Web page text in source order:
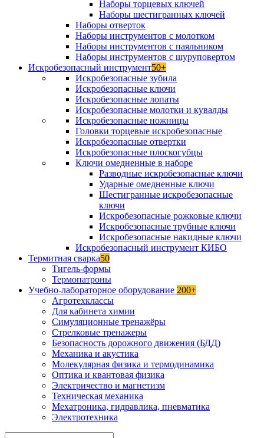
Наборы торцевых ключей
Наборы шестигранных ключей
Наборы отверток
Наборы инструментов с молотком
Наборы инструментов с паяльником
Наборы инструментов с шуруповертом
Искробезопасный инструмент50+
Искробезопасные зубила
Искробезопасные ключи
Искробезопасные лопаты
Искробезопасные молотки и кувалды
Искробезопасные ножницы
Головки торцевые искробезопасные
Искробезопасные отвертки
Искробезопасные плоскогубцы
Ключи омедненные в наборе
Разводные искробезопасные ключи
Ударные омедненные ключи
Шестигранные искробезопасные
ключи
Искробезопасные рожковые ключи
Искробезопасные трубные ключи
Искробезопасные накидные ключи
Искробезопасный инструмент КИБО
Термитная сварка50
Тигель-формы
Термопатроны
Учебно-лабораторное оборудование 200+
Агротехклассы
Для кабинета химии
Симуляционные тренажёры
Стрелковые тренажеры
Безопасность дорожного движения (БДД)
Механика и акустика
Молекулярная физика и термодинамика
Оптика и квантовая физика
Электричество и магнетизм
Техническая механика
Мехатроника, гидравлика, пневматика
Электротехника